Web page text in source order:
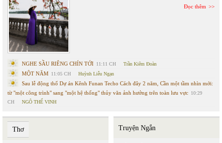
Đọc thêm
NGHE SẦU RIÊNG CHÍN TỚI 11:11 CH Trần Kiêm Đoàn
MỘT NĂM 11:05 CH Huỳnh Liễu Ngạn
Sau lễ động thổ Dự án Kênh Funan Techo Cách đây 2 năm, Cần một tầm nhìn mới:
từ "một công trình" sang "một hệ thống" thủy văn ảnh hưởng trên toàn lưu vực 10:29
CH
NGÔ THẾ VINH
Thơ Truyện Ngắn